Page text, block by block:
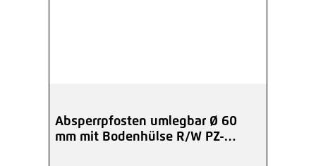
Absperrpfosten umlegbar Ø 60
mm mit Bodenhülse R/W PZ-